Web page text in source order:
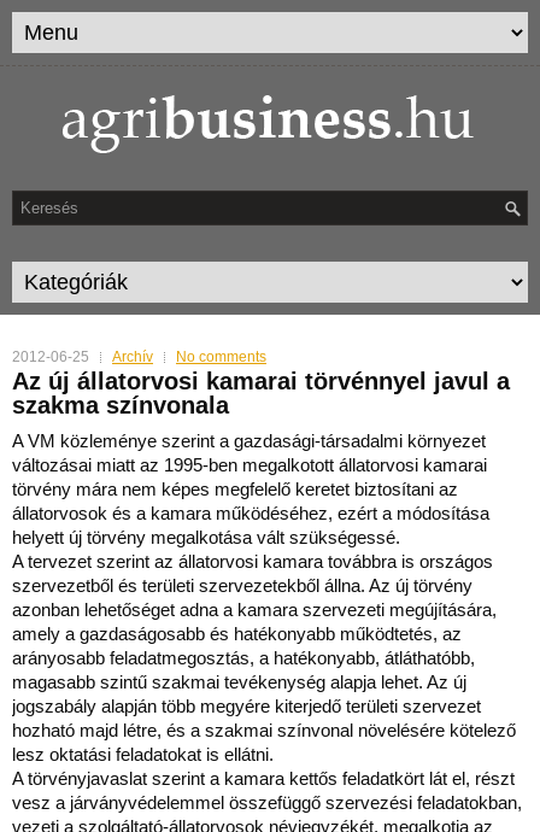
2012-06-25 Archív No comments
Az új állatorvosi kamarai törvénnyel javul a
szakma színvonala
A VM közleménye szerint a gazdasági-társadalmi környezet
változásai miatt az 1995-ben megalkotott állatorvosi kamarai
törvény mára nem képes megfelelő keretet biztosítani az
állatorvosok és a kamara működéséhez, ezért a módosítása
helyett új törvény megalkotása vált szükségessé.
A tervezet szerint az állatorvosi kamara továbbra is országos
szervezetből és területi szervezetekből állna. Az új törvény
azonban lehetőséget adna a kamara szervezeti megújítására,
amely a gazdaságosabb és hatékonyabb működtetés, az
arányosabb feladatmegosztás, a hatékonyabb, átláthatóbb,
magasabb szintű szakmai tevékenység alapja lehet. Az új
jogszabály alapján több megyére kiterjedő területi szervezet
hozható majd létre, és a szakmai színvonal növelésére kötelező
lesz oktatási feladatokat is ellátni.
A törvényjavaslat szerint a kamara kettős feladatkört lát el, részt
vesz a járványvédelemmel összefüggő szervezési feladatokban,
vezeti a szolgáltató-állatorvosok névjegyzékét, megalkotja az